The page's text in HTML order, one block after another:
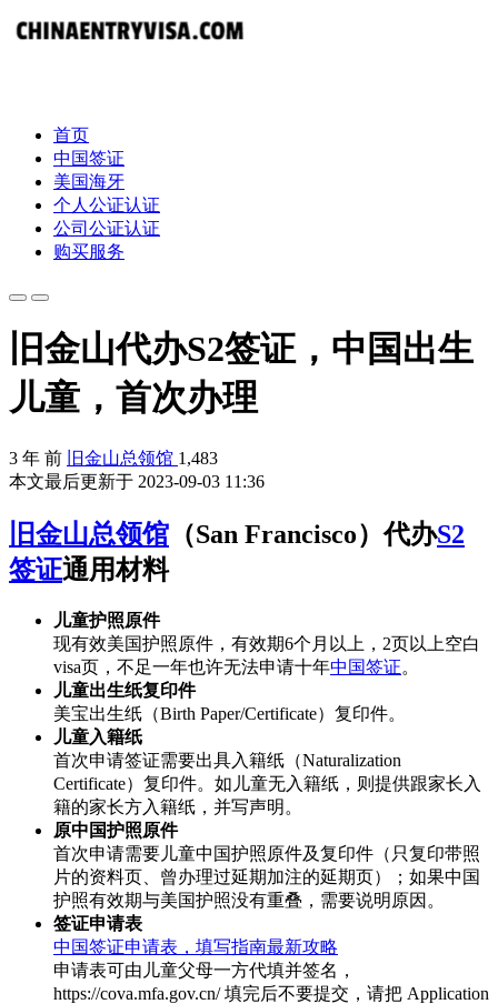
首页
中国签证
美国海牙
个人公证认证
公司公证认证
购买服务
旧金山代办S2签证，中国出生
儿童，首次办理
3 年 前 旧金山总领馆 1,483
本文最后更新于 2023-09-03 11:36
旧金山总领馆 （San Francisco）代办S2
签证通用材料
儿童护照原件
现有效美国护照原件，有效期6个月以上，2页以上空白
visa页，不足一年也许无法申请十年中国签证。
儿童出生纸复印件
美宝出生纸（Birth Paper/Certificate）复印件。
儿童入籍纸
首次申请签证需要出具入籍纸（Naturalization
Certificate）复印件。如儿童无入籍纸，则提供跟家长入
籍的家长方入籍纸，并写声明。
原中国护照原件
首次申请需要儿童中国护照原件及复印件（只复印带照
片的资料页、曾办理过延期加注的延期页）；如果中国
护照有效期与美国护照没有重叠，需要说明原因。
签证申请表
中国签证申请表，填写指南最新攻略
申请表可由儿童父母一方代填并签名，
https://cova.mfa.gov.cn/ 填完后不要提交，请把 Application